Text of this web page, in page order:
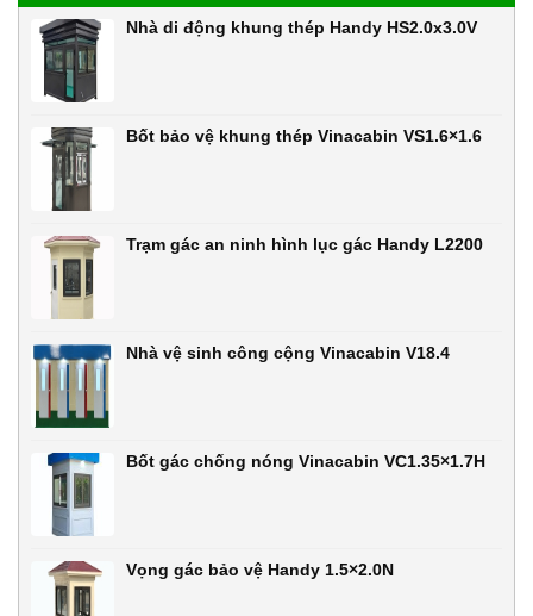
Nhà di động khung thép Handy HS2.0x3.0V
Bốt bảo vệ khung thép Vinacabin VS1.6×1.6
Trạm gác an ninh hình lục gác Handy L2200
Nhà vệ sinh công cộng Vinacabin V18.4
Bốt gác chống nóng Vinacabin VC1.35×1.7H
Vọng gác bảo vệ Handy 1.5×2.0N